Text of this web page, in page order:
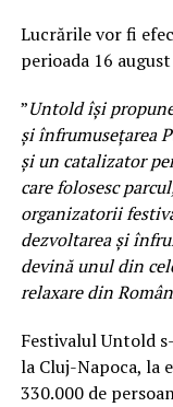
Lucrările vor fi
perioada 16
”Untold îşi
şi înfrumuseţarea
şi un catalizator
care folosesc
organizatorii
dezvoltarea şi
devină unul din
relaxare din
Festivalul Untold
la Cluj-Napoca, la
330.000 de